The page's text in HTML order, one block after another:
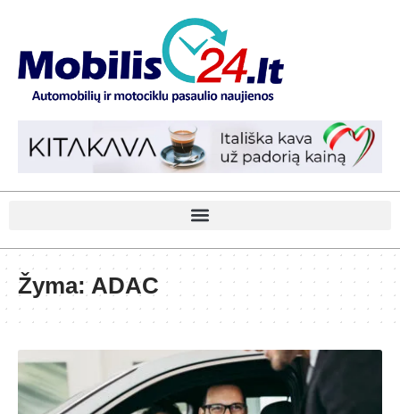
Žyma:ADAC